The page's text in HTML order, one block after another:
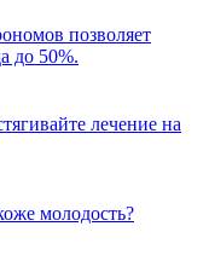
позволяет
до 50%.
лечение на
молодость?